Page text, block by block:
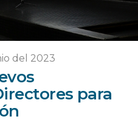
del 2023
para